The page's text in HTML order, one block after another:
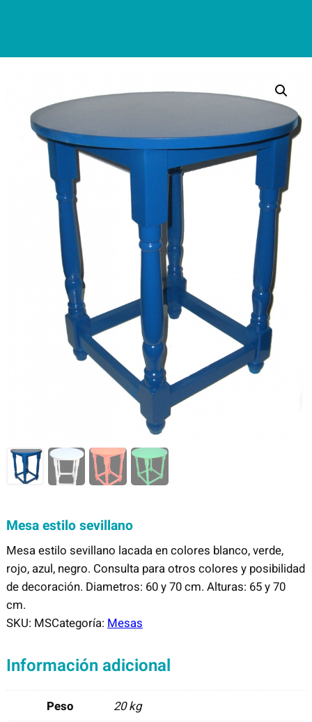
Mesa estilo sevillano
Mesa estilo sevillano lacada en colores blanco, verde,
rojo, azul, negro. Consulta para otros colores y posibilidad
de decoración. Diametros: 60 y 70 cm. Alturas: 65 y 70
cm.
SKU: MSCategoría: Mesas
Información adicional
Peso 20 kg